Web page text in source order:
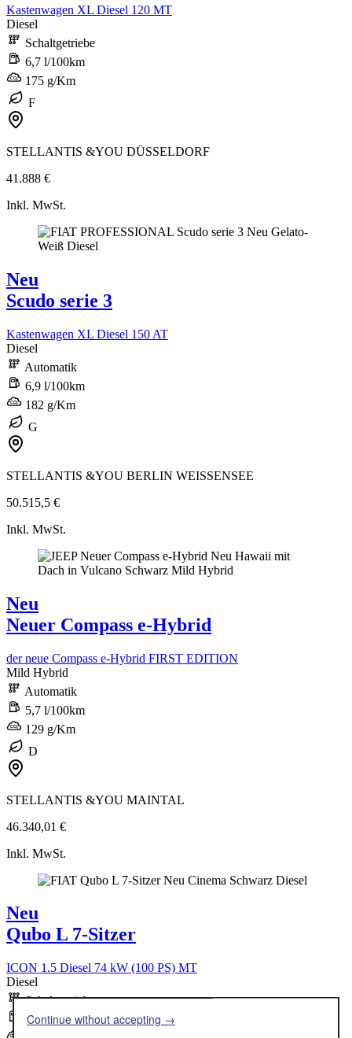
Kastenwagen XL Diesel 120 MT
Diesel
Schaltgetriebe
6,7 l/100km
175 g/Km
F
STELLANTIS &YOU DÜSSELDORF
41.888 €
Inkl. MwSt.
Neu
Scudo serie 3
Kastenwagen XL Diesel 150 AT
Diesel
Automatik
6,9 l/100km
182 g/Km
G
STELLANTIS &YOU BERLIN WEISSENSEE
50.515,5 €
Inkl. MwSt.
Neu
Neuer Compass e-Hybrid
der neue Compass e-Hybrid FIRST EDITION
Mild Hybrid
Automatik
5,7 l/100km
129 g/Km
D
STELLANTIS &YOU MAINTAL
46.340,01 €
Inkl. MwSt.
Neu
Qubo L 7-Sitzer
ICON 1.5 Diesel 74 kW (100 PS) MT
Diesel
Schaltgetriebe
5,6 l/100km
Continue without accepting →